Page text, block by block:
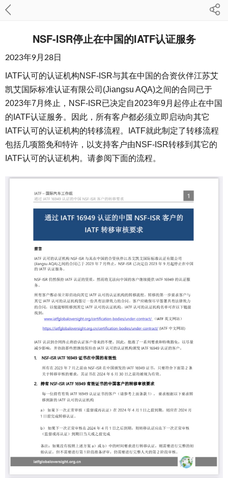
NSF-ISR停止在中国的IATF认证服务
2023年9月28日
IATF认可的认证机构NSF-ISR与其在中国的合资伙伴江苏艾
凯艾国际标准认证有限公司(Jiangsu AQA)之间的合同已于
2023年7月终止，NSF-ISR已决定自2023年9月起停止在中国
的IATF认证服务。因此，所有客户都必须立即启动向其它
IATF认可的认证机构的转移流程。IATF就此制定了转移流程
包括几项豁免和特许，以支持客户由NSF-ISR转移到其它的
IATF认可的认证机构。请参阅下面的流程。